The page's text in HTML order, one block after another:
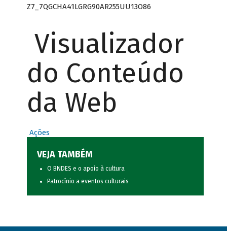
Z7_7QGCHA41LGRG90AR255UU13O86
Visualizador
do Conteúdo
da Web
Ações
VEJA TAMBÉM
O BNDES e o apoio à cultura
Patrocínio a eventos culturais